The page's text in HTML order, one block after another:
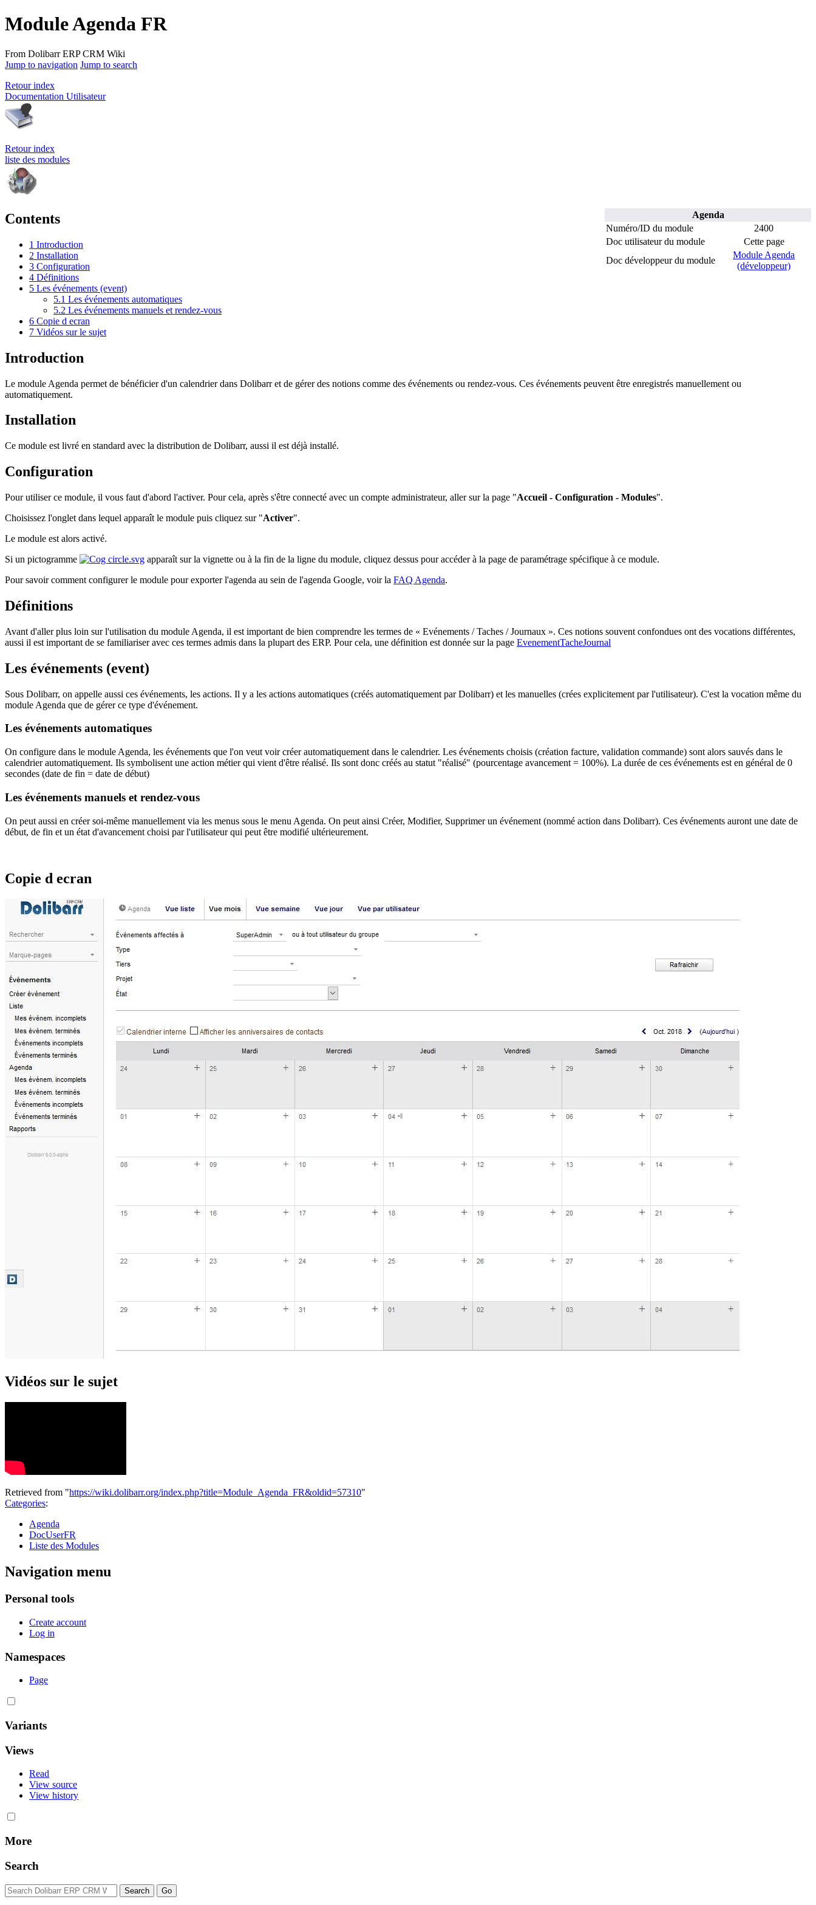
Module Agenda FR
From Dolibarr ERP CRM Wiki
Jump to navigation Jump to search
Retour index
Documentation Utilisateur
Retour index
liste des modules
Agenda
Numéro/ID du module
2400
Doc utilisateur du module
Cette page
Doc développeur du module
Module Agenda
(développeur)
Contents
1 Introduction
2 Installation
3 Configuration
4 Définitions
5 Les événements (event)
5.1 Les événements automatiques
5.2 Les événements manuels et rendez-vous
6 Copie d ecran
7 Vidéos sur le sujet
Introduction
Le module Agenda permet de bénéficier d'un calendrier dans Dolibarr et de gérer des notions comme des événements ou rendez-vous. Ces événements peuvent être enregistrés manuellement ou
automatiquement.
Installation
Ce module est livré en standard avec la distribution de Dolibarr, aussi il est déjà installé.
Configuration
Pour utiliser ce module, il vous faut d'abord l'activer. Pour cela, après s'être connecté avec un compte administrateur, aller sur la page "Accueil - Configuration - Modules".
Choisissez l'onglet dans lequel apparaît le module puis cliquez sur "Activer".
Le module est alors activé.
Si un pictogramme
apparaît sur la vignette ou à la fin de la ligne du module, cliquez dessus pour accéder à la page de paramétrage spécifique à ce module.
Pour savoir comment configurer le module pour exporter l'agenda au sein de l'agenda Google, voir la FAQ Agenda.
Définitions
Avant d'aller plus loin sur l'utilisation du module Agenda, il est important de bien comprendre les termes de « Evénements / Taches / Journaux ». Ces notions souvent confondues ont des vocations différentes,
aussi il est important de se familiariser avec ces termes admis dans la plupart des ERP. Pour cela, une définition est donnée sur la page EvenementTacheJournal
Les événements (event)
Sous Dolibarr, on appelle aussi ces événements, les actions. Il y a les actions automatiques (créés automatiquement par Dolibarr) et les manuelles (crées explicitement par l'utilisateur). C'est la vocation même du
module Agenda que de gérer ce type d'événement.
Les événements automatiques
On configure dans le module Agenda, les événements que l'on veut voir créer automatiquement dans le calendrier. Les événements choisis (création facture, validation commande) sont alors sauvés dans le
calendrier automatiquement. Ils symbolisent une action métier qui vient d'être réalisé. Ils sont donc créés au statut "réalisé" (pourcentage avancement = 100%). La durée de ces événements est en général de 0
secondes (date de fin = date de début)
Les événements manuels et rendez-vous
On peut aussi en créer soi-même manuellement via les menus sous le menu Agenda. On peut ainsi Créer, Modifier, Supprimer un événement (nommé action dans Dolibarr). Ces événements auront une date de
début, de fin et un état d'avancement choisi par l'utilisateur qui peut être modifié ultérieurement.
Copie d ecran
Vidéos sur le sujet
Retrieved from "https://wiki.dolibarr.org/index.php?title=Module_Agenda_FR&oldid=57310"
Categories:
Agenda
DocUserFR
Liste des Modules
Navigation menu
Personal tools
Create account
Log in
Namespaces
Page
Variants
Views
Read
View source
View history
More
Search